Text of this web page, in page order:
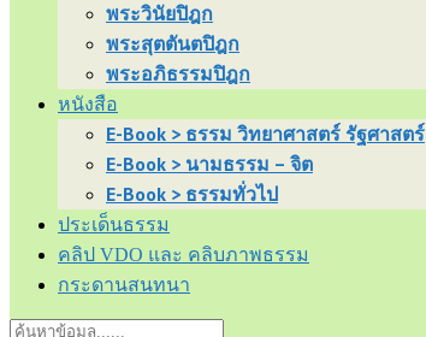
พระวินัยปิฎก
พระสุตตันตปิฎก
พระอภิธรรมปิฎก
หนังสือ
E-Book > ธรรม วิทยาศาสตร์ รัฐศาสตร์
E-Book > นามธรรม – จิต
E-Book > ธรรมทั่วไป
ประเด็นธรรม
คลิป VDO และ คลิบภาพธรรม
กระดานสนทนา